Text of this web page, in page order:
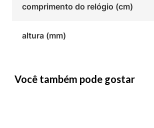
comprimento do relógio (cm)
altura (mm)
Você também pode gostar